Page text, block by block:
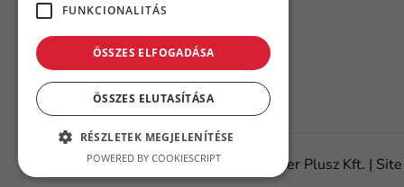
2026.Minden jog fenntartva – Flanker Plusz Kft. |
FUNKCIONALITÁS
ÖSSZES ELFOGADÁSA
ÖSSZES ELUTASÍTÁSA
RÉSZLETEK MEGJELENÍTÉSE
POWERED BY COOKIESCRIPT